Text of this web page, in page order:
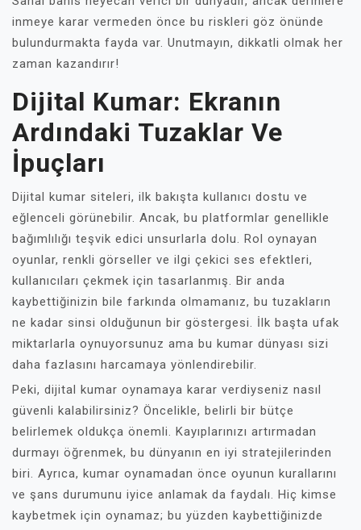
inmeye karar vermeden önce bu riskleri göz önünde
bulundurmakta fayda var. Unutmayın, dikkatli olmak her
zaman kazandırır!
Dijital Kumar: Ekranın
Ardındaki Tuzaklar Ve
İpuçları
Dijital kumar siteleri, ilk bakışta kullanıcı dostu ve
eğlenceli görünebilir. Ancak, bu platformlar genellikle
bağımlılığı teşvik edici unsurlarla dolu. Rol oynayan
oyunlar, renkli görseller ve ilgi çekici ses efektleri,
kullanıcıları çekmek için tasarlanmış. Bir anda
kaybettiğinizin bile farkında olmamanız, bu tuzakların
ne kadar sinsi olduğunun bir göstergesi. İlk başta ufak
miktarlarla oynuyorsunuz ama bu kumar dünyası sizi
daha fazlasını harcamaya yönlendirebilir.
Peki, dijital kumar oynamaya karar verdiyseniz nasıl
güvenli kalabilirsiniz? Öncelikle, belirli bir bütçe
belirlemek oldukça önemli. Kayıplarınızı artırmadan
durmayı öğrenmek, bu dünyanın en iyi stratejilerinden
biri. Ayrıca, kumar oynamadan önce oyunun kurallarını
ve şans durumunu iyice anlamak da faydalı. Hiç kimse
kaybetmek için oynamaz; bu yüzden kaybettiğinizde